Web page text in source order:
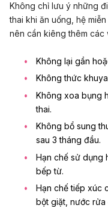
Không chỉ lưu ý những
thai khi ăn uống, hệ
nên cần kiêng thêm các
Không lại gần
Không thức
Không xoa bụng
thai.
Không bổ sung
sau 3 tháng đầu.
Hạn chế sử dụng
bếp từ.
Hạn chế tiếp xúc
bột giặt, nước rửa